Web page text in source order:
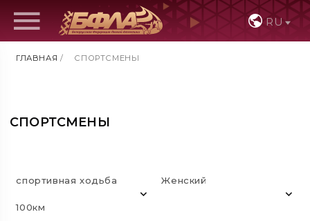
RU
ГЛАВНАЯ / СПОРТСМЕНЫ
СПОРТСМЕНЫ
спортивная ходьба
100км
Женский